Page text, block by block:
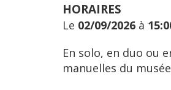
HORAIRES
Le 02/09/2026 à
En solo, en duo ou
manuelles du